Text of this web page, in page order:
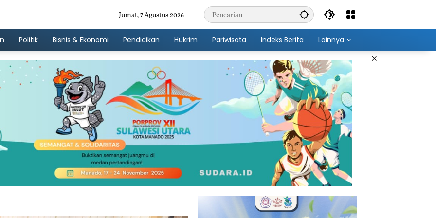
Jumat, 7 Agustus 2026
Politik Bisnis & Ekonomi Pendidikan Hukrim Pariwisata Indeks Berita Lainnya
×